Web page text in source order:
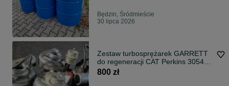
Będzin, Śródmieście
30 lipca 2026
Zestaw turbosprężarek GARRETT
do regeneracji CAT Perkins 3054
1004 C4.4 Terex JCB Manitou
800 zł